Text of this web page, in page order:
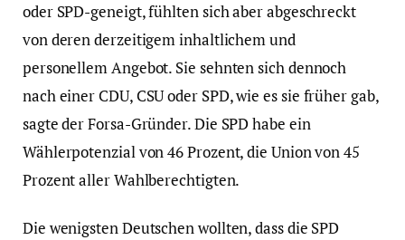
oder SPD-geneigt, fühlten sich aber abgeschreckt
von deren derzeitigem inhaltlichem und
personellem Angebot. Sie sehnten sich dennoch
nach einer CDU, CSU oder SPD, wie es sie früher gab,
sagte der Forsa-Gründer. Die SPD habe ein
Wählerpotenzial von 46 Prozent, die Union von 45
Prozent aller Wahlberechtigten.
Die wenigsten Deutschen wollten, dass die SPD